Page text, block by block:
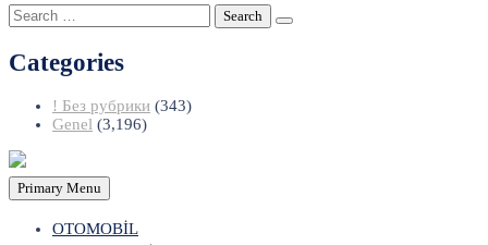
Search
for:
Categories
! Без рубрики (343)
Genel (3,196)
Primary Menu
OTOMOBİL